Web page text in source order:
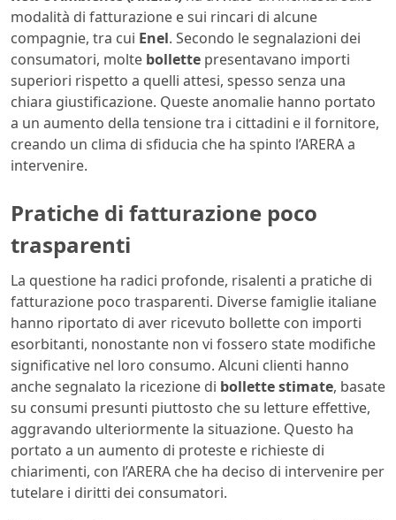
modalità di fatturazione e sui rincari di alcune
compagnie, tra cui Enel. Secondo le segnalazioni dei
consumatori, molte bollette presentavano importi
superiori rispetto a quelli attesi, spesso senza una
chiara giustificazione. Queste anomalie hanno portato
a un aumento della tensione tra i cittadini e il fornitore,
creando un clima di sfiducia che ha spinto l’ARERA a
intervenire.
Pratiche di fatturazione poco
trasparenti
La questione ha radici profonde, risalenti a pratiche di
fatturazione poco trasparenti. Diverse famiglie italiane
hanno riportato di aver ricevuto bollette con importi
esorbitanti, nonostante non vi fossero state modifiche
significative nel loro consumo. Alcuni clienti hanno
anche segnalato la ricezione di bollette stimate, basate
su consumi presunti piuttosto che su letture effettive,
aggravando ulteriormente la situazione. Questo ha
portato a un aumento di proteste e richieste di
chiarimenti, con l’ARERA che ha deciso di intervenire per
tutelare i diritti dei consumatori.